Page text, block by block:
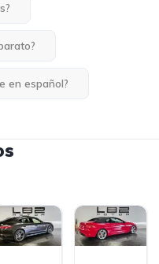
en español?